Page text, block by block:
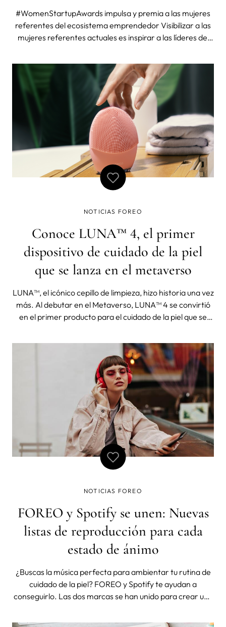
#WomenStartupAwards impulsa y premia a las mujeres
referentes del ecosistema emprendedor Visibilizar a las
mujeres referentes actuales es inspirar a las líderes del
#WomenStartupAwards FOREO participó en la Gala de
la primera edición de los #WomenStartup
NOTICIAS FOREO
Conoce LUNA™ 4, el primer
dispositivo de cuidado de la piel
que se lanza en el metaverso
LUNA™, el icónico cepillo de limpieza, hizo historia una vez
más. Al debutar en el Metaverso, LUNA™ 4 se convirtió
en el primer producto para el cuidado de la piel que se
Metaverso como experiencia única ¡Lanzamos, bailamos
y conquis
NOTICIAS FOREO
FOREO y Spotify se unen: Nuevas
listas de reproducción para cada
estado de ánimo
¿Buscas la música perfecta para ambientar tu rutina de
cuidado de la piel? FOREO y Spotify te ayudan a
conseguirlo. Las dos marcas se han unido para crear una
estado de ánimo y a cada día de la semana. Tanto si